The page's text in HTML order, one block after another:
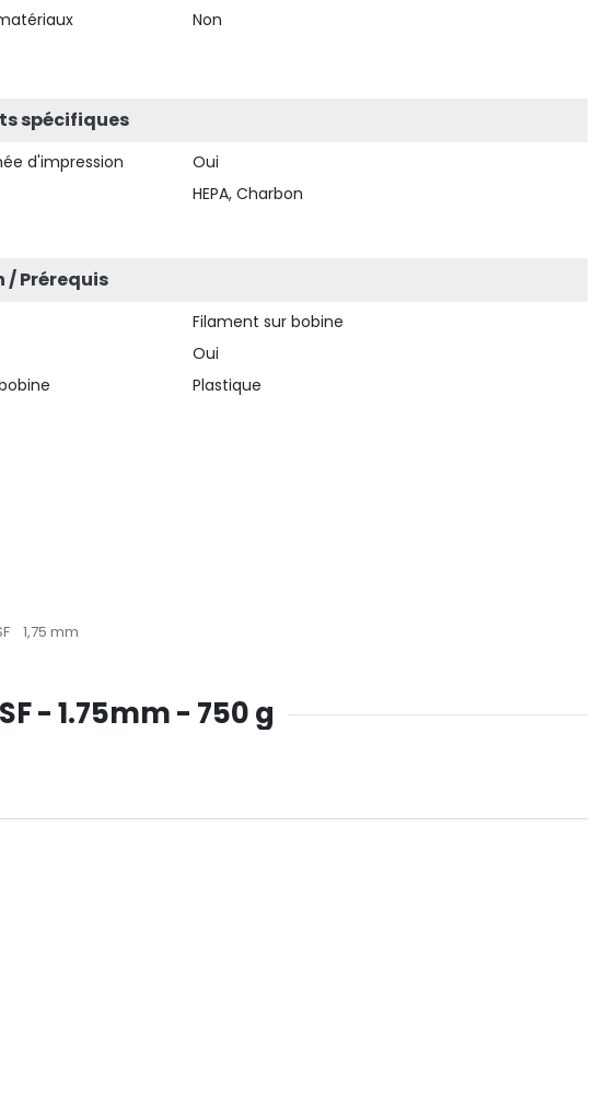
Non
spécifiques
d'impression
Oui
HEPA, Charbon
Prérequis
Filament sur bobine
Oui
Plastique
1,75 mm
- 1.75mm - 750 g